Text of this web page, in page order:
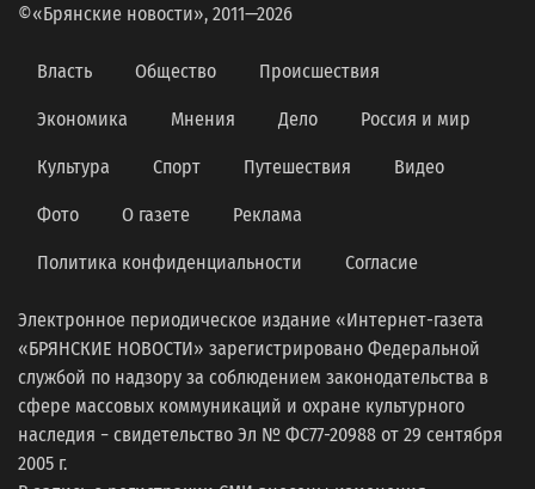
©«Брянские новости», 2011—2026
Власть Общество Происшествия
Экономика Мнения Дело Россия и мир
Культура Спорт Путешествия Видео
Фото О газете Реклама
Политика конфиденциальности Согласие
Электронное периодическое издание «Интернет-газета
«БРЯНСКИЕ НОВОСТИ» зарегистрировано Федеральной
службой по надзору за соблюдением законодательства в
сфере массовых коммуникаций и охране культурного
наследия − свидетельство Эл № ФС77-20988 от 29 сентября
2005 г.